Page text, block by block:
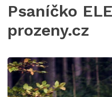
Psaníčko
prozeny.cz